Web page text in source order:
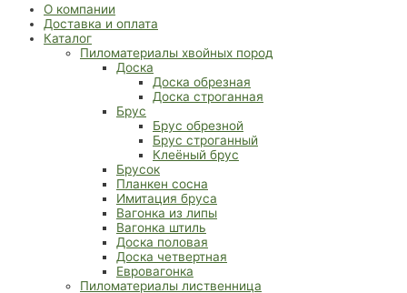
О компании
Доставка и оплата
Каталог
Пиломатериалы хвойных пород
Доска
Доска обрезная
Доска строганная
Брус
Брус обрезной
Брус строганный
Клеёный брус
Брусок
Планкен сосна
Имитация бруса
Вагонка из липы
Вагонка штиль
Доска половая
Доска четвертная
Евровагонка
Пиломатериалы лиственница